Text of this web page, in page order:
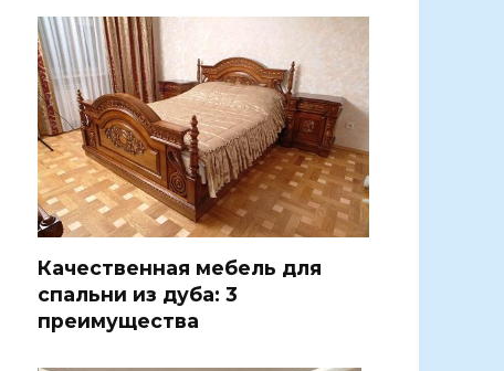
Качественная мебель для
спальни из дуба: 3
преимущества